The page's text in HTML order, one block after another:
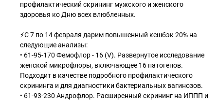
профилактический скрининг мужского и женского
здоровья ко Дню всех влюбленных.
⚡С 7 по 14 февраля дарим повышенный кешбэк 20% на
следующие анализы:
• 61-95-170 Фемофлор - 16 (V). Развернутое исследование
женской микрофлоры, включающее 16 патогенов.
Подходит в качестве подробного профилактического
скрининга и для диагностики бактериальных вагинозов.
• 61-93-230 Андрофлор. Расширенный скрининг на ИППП и